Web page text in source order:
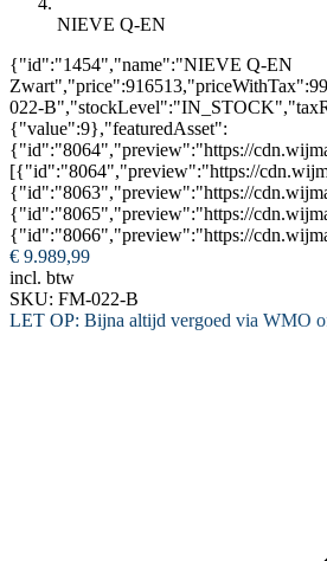
NIEVE Q-EN
{"id":"1454","name":"NIEVE Q-EN
022-
{"value":9},"featuredAsset":
{"id":"8064","preview":"https://
[{"id":"8064","preview":"https://
{"id":"8063","preview":"https://
{"id":"8065","preview":"https://
{"id":"8066","preview":"https://
€ 9.989,99
incl. btw
SKU: FM-022-B
LET OP: Bijna altijd vergoed via WMO